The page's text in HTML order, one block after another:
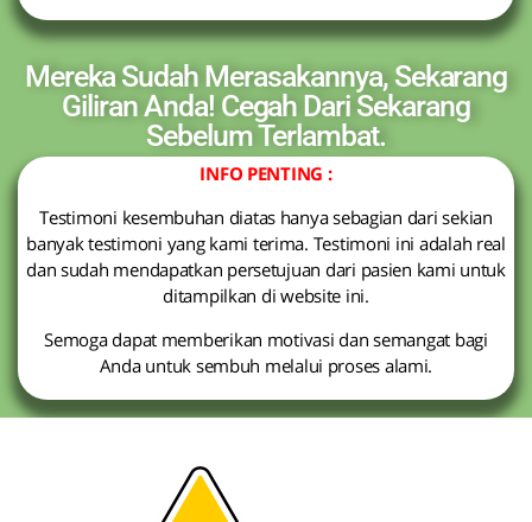
Mereka Sudah Merasakannya, Sekarang
Giliran Anda! Cegah Dari Sekarang
Sebelum Terlambat.
INFO PENTING :
Testimoni kesembuhan diatas hanya sebagian dari sekian
banyak testimoni yang kami terima. Testimoni ini adalah real
dan sudah mendapatkan persetujuan dari pasien kami untuk
ditampilkan di website ini.
Semoga dapat memberikan motivasi dan semangat bagi
Anda untuk sembuh melalui proses alami.